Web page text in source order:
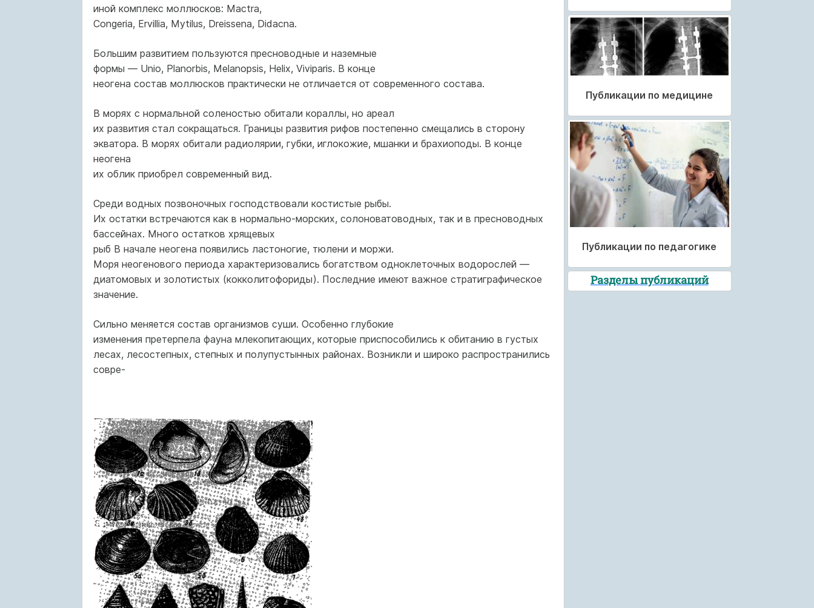
иной комплекс моллюсков: Mactra,
Congeria, Ervillia, Mytilus, Dreissena, Didacna.
Большим развитием пользуются пресноводные и наземные
формы — Unio, Planorbis, Melanopsis, Helix, Viviparis. В конце
неогена состав моллюсков практически не отличается от современного состава.
В морях с нормальной соленостью обитали кораллы, но ареал
их развития стал сокращаться. Границы развития рифов постепенно смещались в сторону
экватора. В морях обитали радиолярии, губки, иглокожие, мшанки и брахиоподы. В конце
неогена
их облик приобрел современный вид.
Среди водных позвоночных господствовали костистые рыбы.
Их остатки встречаются как в нормально-морских, солоноватоводных, так и в пресноводных
бассейнах. Много остатков хрящевых
рыб В начале неогена появились ластоногие, тюлени и моржи.
Моря неогенового периода характеризовались богатством одноклеточных водорослей —
диатомовых и золотистых (кокколитофориды). Последние имеют важное стратиграфическое
значение.
Сильно меняется состав организмов суши. Особенно глубокие
изменения претерпела фауна млекопитающих, которые приспособились к обитанию в густых
лесах, лесостепных, степных и полупустынных районах. Возникли и широко распространились
совре-
Публикации по медицине
Публикации по педагогике
Разделы публикаций